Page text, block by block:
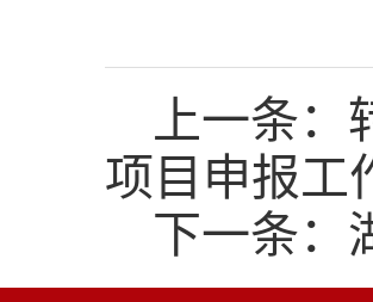
上一条：
项目申报工
下一条：